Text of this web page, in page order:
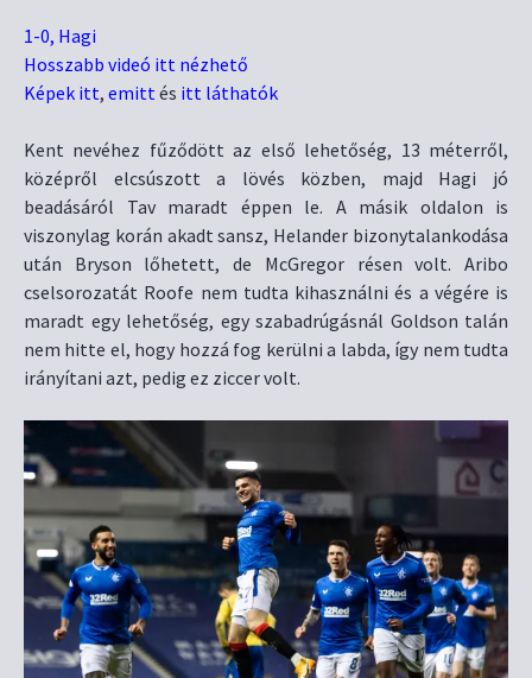
1-0, Hagi
Hosszabb videó itt nézhető
Képek itt, emittés itt láthatók
Kent nevéhez fűződött az első lehetőség, 13 méterről,
középről elcsúszott a lövés közben, majd Hagi jó
beadásáról Tav maradt éppen le. A másik oldalon is
viszonylag korán akadt sansz, Helander bizonytalankodása
után Bryson lőhetett, de McGregor résen volt. Aribo
cselsorozatát Roofe nem tudta kihasználni és a végére is
maradt egy lehetőség, egy szabadrúgásnál Goldson talán
nem hitte el, hogy hozzá fog kerülni a labda, így nem tudta
irányítani azt, pedig ez ziccer volt.